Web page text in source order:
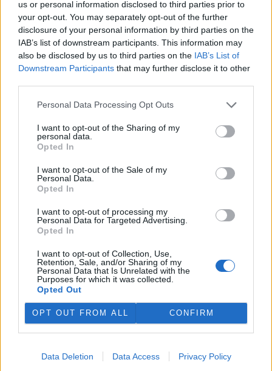
us or personal information disclosed to third parties prior to
your opt-out. You may separately opt-out of the further
disclosure of your personal information by third parties on the
IAB’s list of downstream participants. This information may
also be disclosed by us to third parties on the IAB’s List of
Downstream Participants that may further disclose it to other
Personal Data Processing Opt Outs
I want to opt-out of the Sharing of my
personal data.
Opted In
I want to opt-out of the Sale of my
Personal Data.
Opted In
I want to opt-out of processing my
Personal Data for Targeted Advertising.
Opted In
I want to opt-out of Collection, Use,
Retention, Sale, and/or Sharing of my
Personal Data that Is Unrelated with the
Purposes for which it was collected.
Opted Out
OPT OUT FROM ALL CONFIRM
Data Deletion Data Access Privacy Policy
Podíl zastavěných ploch tvoří 1,3 procenta výměry kraje,
nejvyšší urbanizace je v Plzni-městě. Zahrady měli lidé na
více než 13.000 hektarech a meziročně se zvětšily o 199
hektarů.
reklama